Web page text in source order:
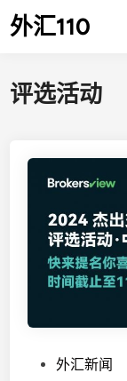
Skip
to外汇110
评选活动
外汇新闻